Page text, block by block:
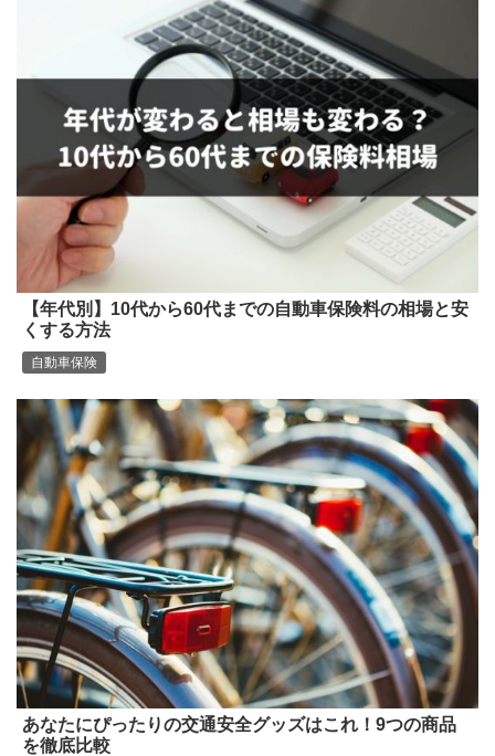
【年代別】10代から60代までの自動車保険料の相場と安
くする方法
自動車保険
あなたにぴったりの交通安全グッズはこれ！9つの商品
を徹底比較